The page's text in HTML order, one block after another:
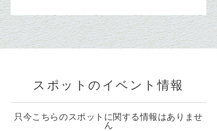
スポットのイベント情報
只今こちらのスポットに関する情報はありませ
ん